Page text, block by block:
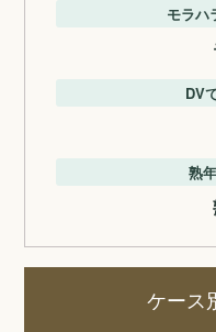
モラハ
DV
熟
ケース